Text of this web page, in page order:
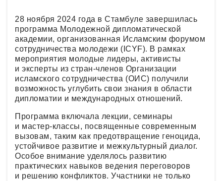
28 ноября 2024 года в Стамбуле завершилась
программа Молодежной дипломатической
академии, организованная Исламским форумом
сотрудничества молодежи (ICYF). В рамках
мероприятия молодые лидеры, активисты
и эксперты из стран-членов Организации
исламского сотрудничества (ОИС) получили
возможность углубить свои знания в области
дипломатии и международных отношений.
Программа включала лекции, семинары
и мастер-классы, посвященные современным
вызовам, таким как предотвращение геноцида,
устойчивое развитие и межкультурный диалог.
Особое внимание уделялось развитию
практических навыков ведения переговоров
и решению конфликтов. Участники не только